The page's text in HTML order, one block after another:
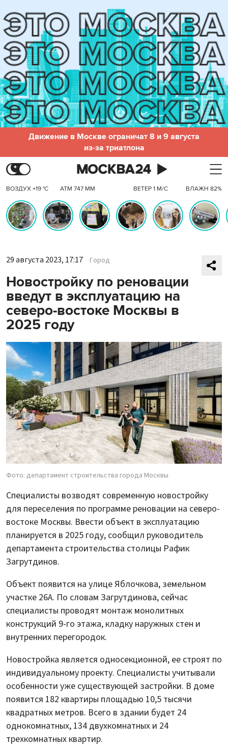
Движение в Москве ограничат 8 и 9 августа
из-за триатлона
ВОЗДУХ +19 °C АТМ 747 ММ ВЕТЕР 1 М/С ВЛАЖН 82%
29 августа 2023, 17:17 Город
Новостройку по реновации
введут в эксплуатацию на
северо-востоке Москвы в
2025 году
Фото: департамент строительства города Москвы
Специалисты возводят современную новостройку
для переселения по программе реновации на северо-
востоке Москвы. Ввести объект в эксплуатацию
планируется в 2025 году, сообщил руководитель
департамента строительства столицы Рафик
Загрутдинов.
Объект появится на улице Яблочкова, земельном
участке 26А. По словам Загрутдинова, сейчас
специалисты проводят монтаж монолитных
конструкций 9-го этажа, кладку наружных стен и
внутренних перегородок.
Новостройка является односекционной, ее строят по
индивидуальному проекту. Специалисты учитывали
особенности уже существующей застройки. В доме
появится 182 квартиры площадью 10,5 тысячи
квадратных метров. Всего в здании будет 24
однокомнатных, 134 двухкомнатных и 24
трехкомнатных квартир.